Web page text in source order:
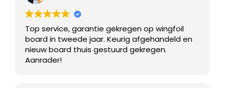
Top service, garantie gekregen op wingfoil
board in tweede jaar. Keurig afgehandeld en
nieuw board thuis gestuurd gekregen.
Aanrader!